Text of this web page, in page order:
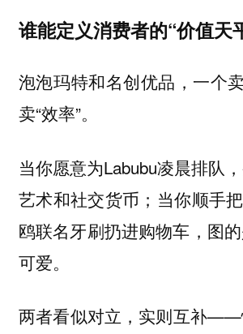
谁能定义消费者的“价值天
泡泡玛特和名创优品，一个
卖“效率”。
当你愿意为Labubu凌晨排队，
艺术和社交货币；当你顺手
鸥联名牙刷扔进购物车，图
可爱。
两者看似对立，实则互补——